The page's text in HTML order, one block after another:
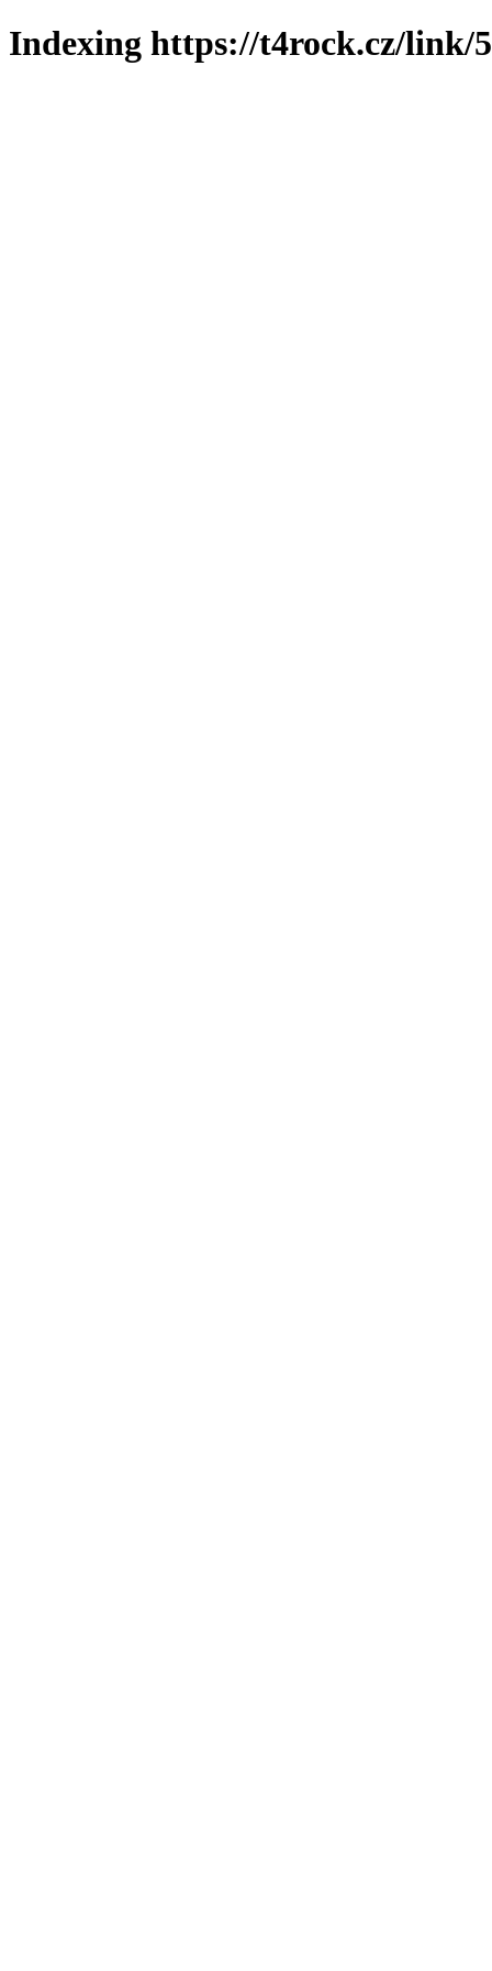
Indexing https://t4rock.cz/link/